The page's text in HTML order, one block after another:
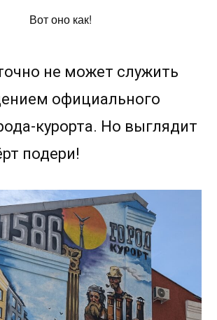
Вот оно как!
не может служить
официального
курорта. Но выглядит
подери!